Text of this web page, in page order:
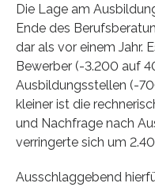
Die Lage am
Ende des
dar als vor einem Jahr.
Bewerber (-3.200 auf
Ausbildungsstellen (-
kleiner ist die
und Nachfrage nach
verringerte sich um
Ausschlaggebend